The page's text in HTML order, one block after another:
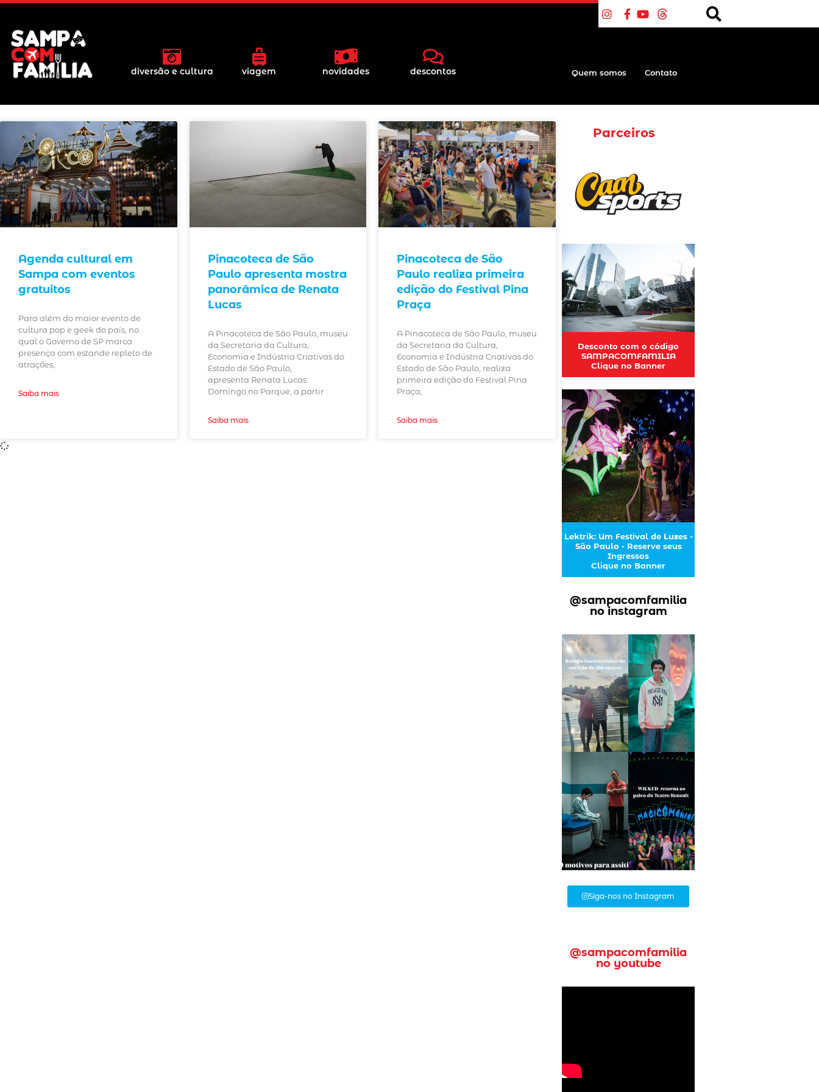
diversão e cultura viagem novidades descontos Quem somos Contato
Agenda cultural em
Sampa com eventos
gratuitos
Para além do maior evento de
cultura pop e geek do país, no
qual o Governo de SP marca
presença com estande repleto de
atrações,
Saiba mais
Pinacoteca de São
Paulo apresenta mostra
panorâmica de Renata
Lucas
A Pinacoteca de São Paulo, museu
da Secretaria da Cultura,
Economia e Indústria Criativas do
Estado de São Paulo,
apresenta Renata Lucas:
Domingo no Parque, a partir
Saiba mais
Pinacoteca de São
Paulo realiza primeira
edição do Festival Pina
Praça
A Pinacoteca de São Paulo, museu
da Secretaria da Cultura,
Economia e Indústria Criativas do
Estado de São Paulo, realiza
primeira edição do Festival Pina
Praça,
Saiba mais
Parceiros
Desconto com o código
SAMPACOMFAMILIA
Clique no Banner
Lektrik: Um Festival de Luzes -
São Paulo - Reserve seus
Ingressos
Clique no Banner
@sampacomfamilia
no instagram
Siga-nos no Instagram
@sampacomfamilia
no youtube